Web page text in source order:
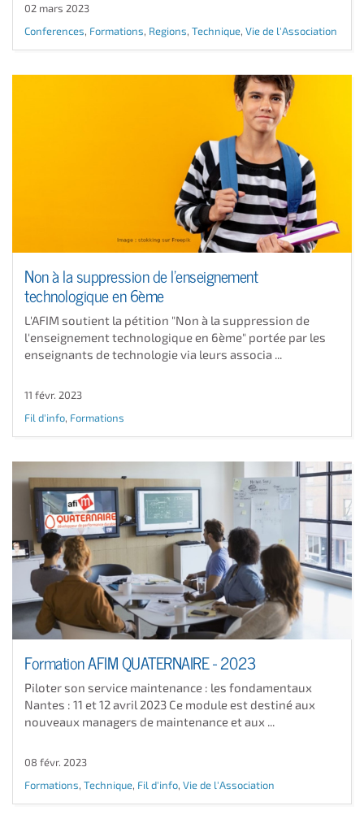
02 mars 2023
Conferences, Formations, Regions, Technique, Vie de l'Association
Non à la suppression de l'enseignement
technologique en 6ème
L'AFIM soutient la pétition "Non à la suppression de
l'enseignement technologique en 6ème" portée par les
enseignants de technologie via leurs associa ...
11 févr. 2023
Fil d'info, Formations
Formation AFIM QUATERNAIRE - 2023
Piloter son service maintenance : les fondamentaux
Nantes : 11 et 12 avril 2023 Ce module est destiné aux
nouveaux managers de maintenance et aux ...
08 févr. 2023
Formations, Technique, Fil d'info, Vie de l'Association